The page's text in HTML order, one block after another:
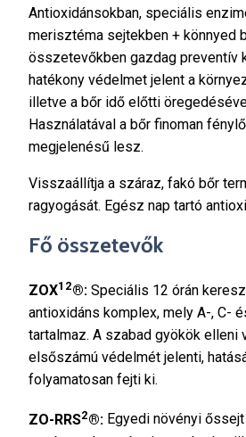
Antioxidánsokban, speciális
merisztéma sejtekben + könnyed
összetevőkben gazdag preventív
hatékony védelmet jelent a
illetve a bőr idő előtti
Használatával a bőr finoman
megjelenésű lesz.
Visszaállítja a száraz, fakó bőr
ragyogását. Egész nap tartó
Fő összetevők
ZOX12®: Speciális 12 órán
antioxidáns komplex, mely A-, C-
tartalmaz. A szabad gyökök elleni
elsőszámú védelmét jelenti,
folyamatosan fejti ki.
ZO-RRS2®: Egyedi növényi